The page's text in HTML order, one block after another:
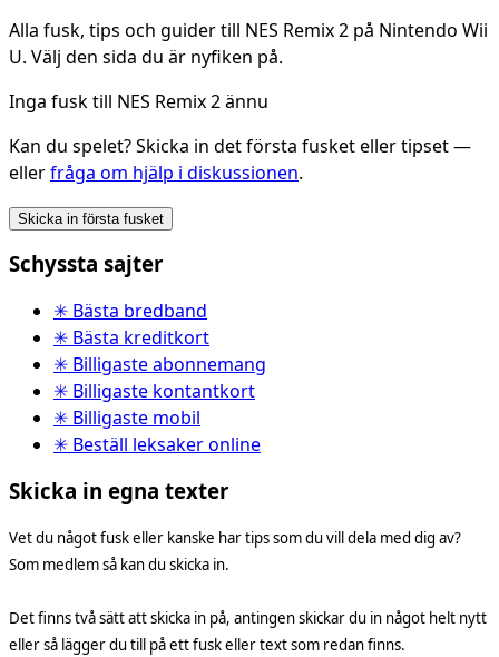
Alla fusk, tips och guider till NES Remix 2 på Nintendo Wii
U. Välj den sida du är nyfiken på.
Inga fusk till NES Remix 2 ännu
Kan du spelet? Skicka in det första fusket eller tipset —
ellerfråga om hjälp i diskussionen.
Skicka in första fusket
Schyssta sajter
✳ Bästa bredband
✳ Bästa kreditkort
✳ Billigaste abonnemang
✳ Billigaste kontantkort
✳ Billigaste mobil
✳ Beställ leksaker online
Skicka in egna texter
Vet du något fusk eller kanske har tips som du vill dela med dig av?
Som medlem så kan du skicka in.
Det finns två sätt att skicka in på, antingen skickar du in något helt nytt
eller så lägger du till på ett fusk eller text som redan finns.